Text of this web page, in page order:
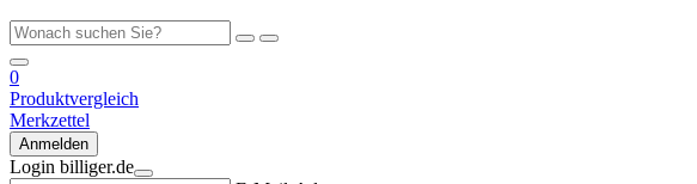
0
Produktvergleich
Merkzettel
Anmelden
Login billiger.de